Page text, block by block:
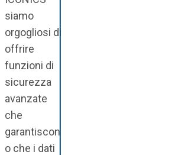
siamo
orgogliosi di
offrire
funzioni di
sicurezza
avanzate
che
garantiscon
o che i dati